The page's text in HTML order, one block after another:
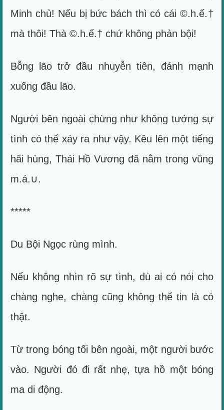
Minh chủ! Nếu bị bức bách thì có cái ©.h.ế.†
mà thôi! Thà ©.h.ế.† chứ không phản bội!
Bỗng lão trở đầu nhuyễn tiên, đánh mạnh
xuống đầu lão.
Người bên ngoài chừng như không tưởng sự
tình có thể xảy ra như vậy. Kêu lên một tiếng
hãi hùng, Thái Hồ Vương đã nằm trong vũng
m.á.∪.
*****
Du Bội Ngọc rùng mình.
Nếu không nhìn rõ sự tình, dù ai có nói cho
chàng nghe, chàng cũng không thể tin là có
thật.
Từ trong bóng tối bên ngoài, một người bước
vào. Người đó đi rất nhẹ, tựa hồ một bóng
ma di động.